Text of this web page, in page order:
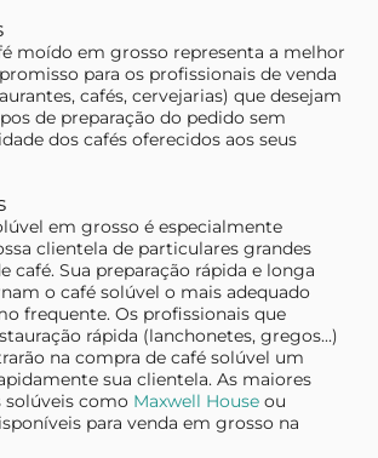
moído em grosso representa a melhor
para os profissionais de venda
cafés, cervejarias) que desejam
de preparação do pedido sem
dos cafés oferecidos aos seus
em grosso é especialmente
clientela de particulares grandes
café. Sua preparação rápida e longa
o café solúvel o mais adequado
frequente. Os profissionais que
rápida (lanchonetes, gregos...)
na compra de café solúvel um
sua clientela. As maiores
solúveis como Maxwell Houseou
para venda em grosso na